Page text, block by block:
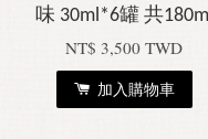
味 30ml*6罐 共180ml
NT$ 3,500 TWD
加入購物車